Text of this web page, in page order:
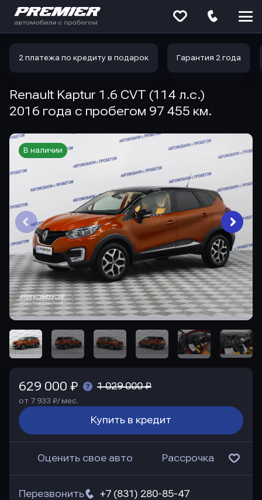
2 платежа по кредиту в подарок Гарантия 2 года
Renault Kaptur 1.6 CVT (114 л.с.)
2016 года с пробегом 97 455 км.
В наличии
629 000 ₽ 1 029 000 ₽
от 7 933 ₽/ мес.
Купить в кредит
Оценить свое авто Рассрочка
+7 (831) 280-85-47
Перезвонить